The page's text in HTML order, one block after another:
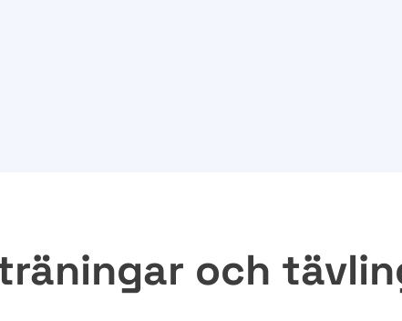
och